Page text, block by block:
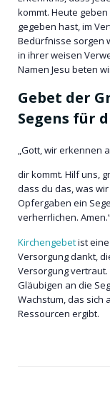
kommt. Heute
gegeben hast, im
Bedürfnisse sorgen
in ihrer weisen
Namen Jesu beten
Gebet der
Segens für
„Gott, wir erkennen
dir kommt. Hilf uns,
dass du das, was
Opfergaben ein
verherrlichen.
Kirchengebetist
Versorgung dankt,
Versorgung
Gläubigen an die
Wachstum, das sich
Ressourcen ergibt.